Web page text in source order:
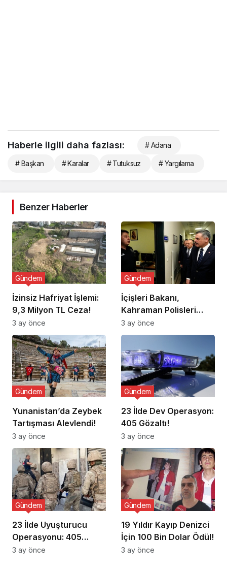
Haberle ilgili daha fazlası: # Adana
# Başkan # Karalar # Tutuksuz # Yargılama
Benzer Haberler
İzinsiz Hafriyat İşlemi:
9,3 Milyon TL Ceza!
Gündem
3 ay önce
İçişleri Bakanı,
Kahraman Polisleri
Ziyaret Etti
Gündem
3 ay önce
Yunanistan’da Zeybek
Tartışması Alevlendi!
Gündem
3 ay önce
23 İlde Dev Operasyon:
405 Gözaltı!
Gündem
3 ay önce
23 İlde Uyuşturucu
Operasyonu: 405
Gözaltı!
Gündem
3 ay önce
19 Yıldır Kayıp Denizci
İçin 100 Bin Dolar Ödül!
Gündem
3 ay önce